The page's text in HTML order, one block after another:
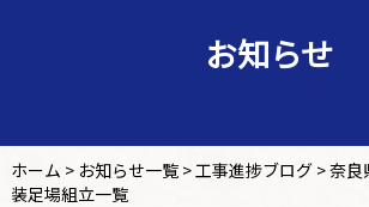
お知らせ
ホーム > お知らせ一覧> 工事進捗ブログ>奈良
装足場組立一覧